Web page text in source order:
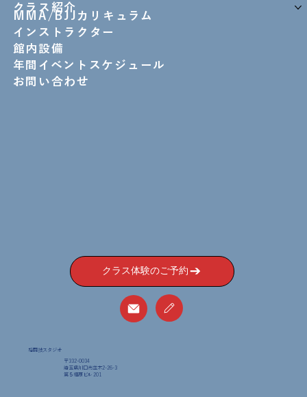
クラス紹介
MMA/BJJカリキュラム
インストラクター
館内設備
年間イベントスケジュール
お問い合わせ
クラス体験のご予約
格闘技スタジオ
〒332-0034
埼玉県川口市並木2-26-3
​第５福原ビル 201